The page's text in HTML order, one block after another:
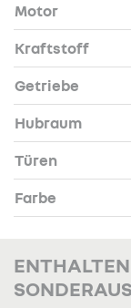
Motor
Kraftstoff
Getriebe
Hubraum
Türen
Farbe